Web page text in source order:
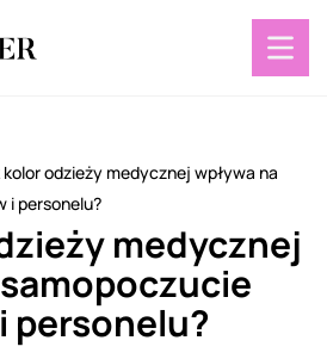
kolor odzieży medycznej wpływa na
i personelu?
medycznej
personelu?